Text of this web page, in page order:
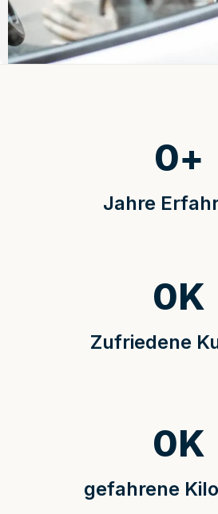
Jahre
0+
Zufriedene
0K
gefahrene
0K